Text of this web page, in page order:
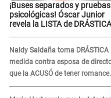
¡Buses separados y pruebas
psicológicas! Óscar Junior
revela la LISTA de
Naldy Saldaña
Naldy Saldaña toma DRÁSTICA
medida contra esposa de
que la ACUSÓ de tener romance
con él: "Muy triste..."